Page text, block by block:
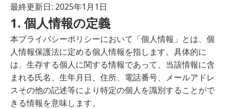
最終更新日: 2025年1月1日
1. 個人情報の定義
本プライバシーポリシーにおいて「個人情報」とは、個
人情報保護法に定める個人情報を指します。具体的に
は、生存する個人に関する情報であって、当該情報に含
まれる氏名、生年月日、住所、電話番号、メールアドレ
スその他の記述等により特定の個人を識別することがで
きる情報を意味します。